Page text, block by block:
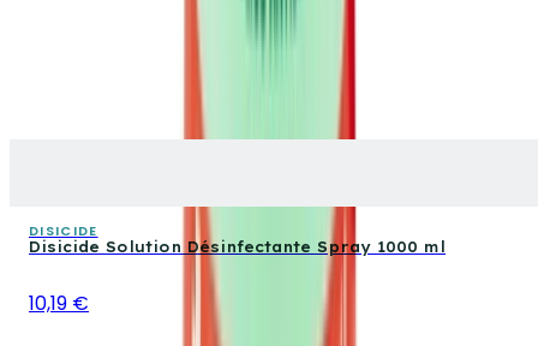
DISICIDE
Disicide Solution Désinfectante Spray 1000 ml
10,19 €